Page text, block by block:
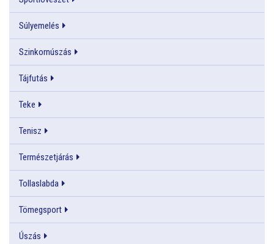
Súlyemelés
Szinkornúszás
Tájfutás
Teke
Tenisz
Természetjárás
Tollaslabda
Tömegsport
Úszás